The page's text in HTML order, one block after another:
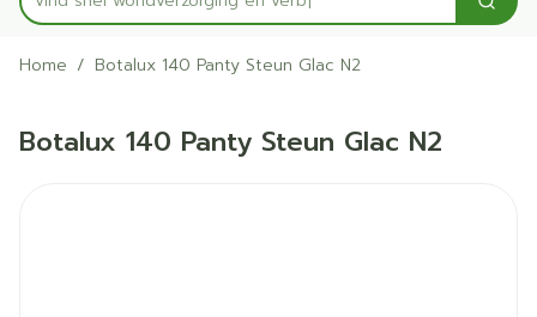
Product, merk, categorie... Zoek
Home / Botalux 140 Panty Steun Glac N2
Botalux 140 Panty Steun Glac N2